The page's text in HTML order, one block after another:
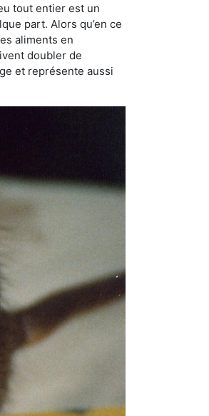
tout entier est un
part. Alors qu’en ce
aliments en
doubler de
et représente aussi